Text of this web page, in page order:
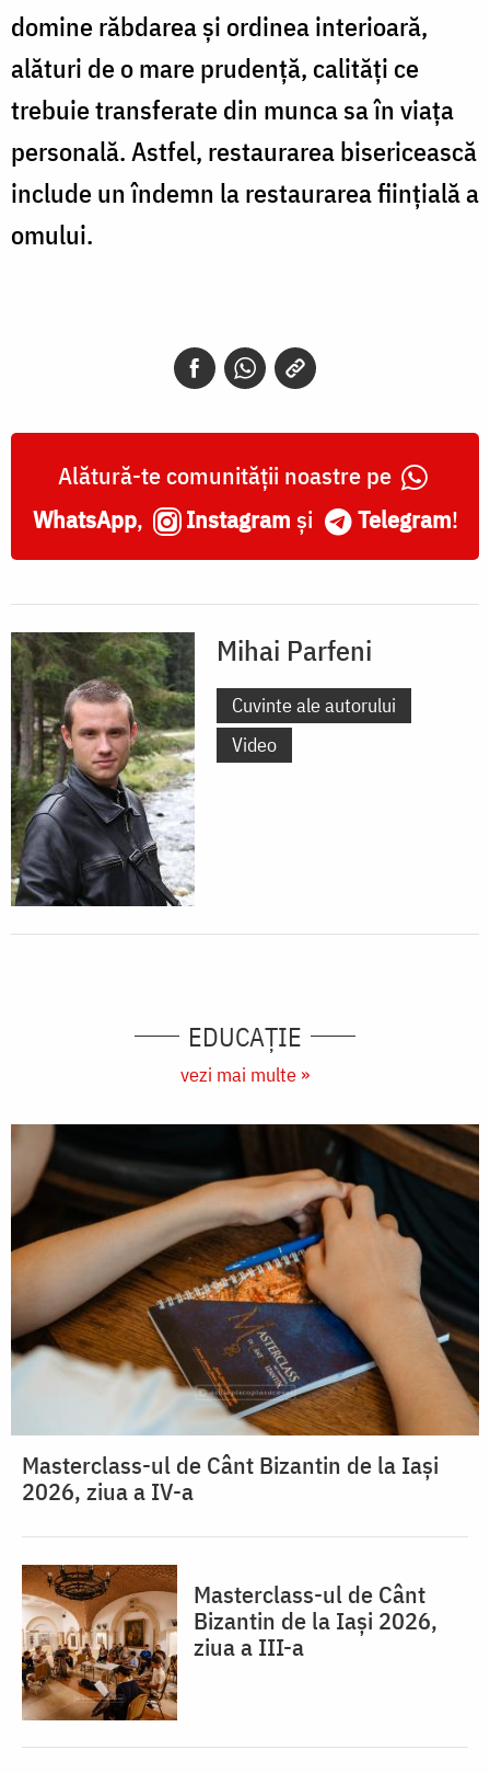
domine răbdarea şi ordinea interioară,
alături de o mare prudenţă, calităţi ce
trebuie transferate din munca sa în viaţa
personală. Astfel, restaurarea bisericească
include un îndemn la restaurarea fiinţială a
omului.
Alătură-te comunității noastre pe
WhatsApp, Instagram și Telegram!
Mihai Parfeni
Cuvinte ale autorului
Video
EDUCAŢIE
vezi mai multe »
Masterclass-ul de Cânt Bizantin de la Iași
2026, ziua a IV-a
Masterclass-ul de Cânt
Bizantin de la Iași 2026,
ziua a III-a